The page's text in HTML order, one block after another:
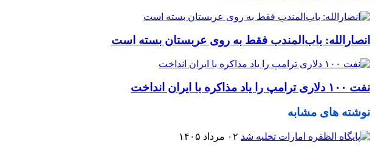
انصارالله: باب‌المندب فقط به روی عربستان بسته است
نفت ۱۰۰ دلاری ترامپ را یاد مذاکره با ایران انداخت
نوشته های مشابه
۰۲ مرداد ۱۴۰۵